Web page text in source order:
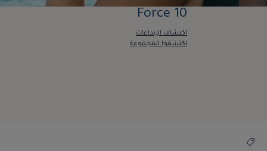
Force 10
اكتشاف الإبداعات
اكتشفوا المجموعة